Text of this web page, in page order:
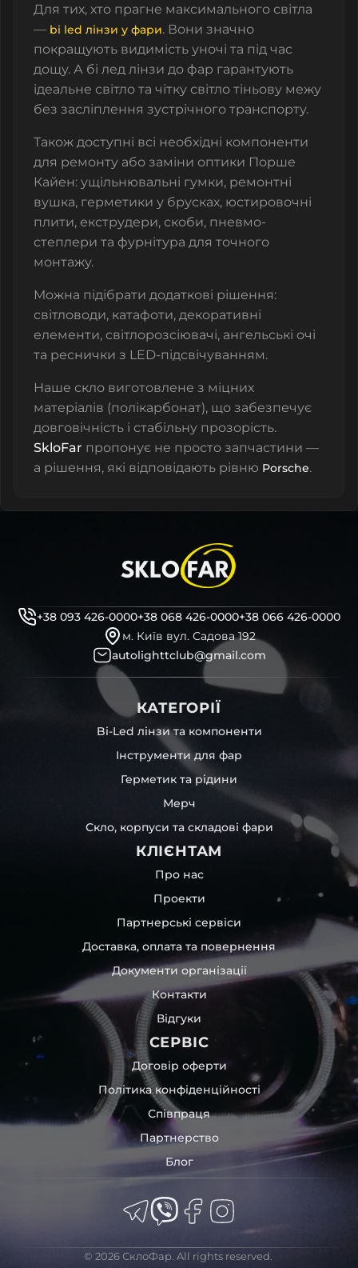
Для тих, хто прагне максимального світла
— bi led лінзи у фари. Вони значно
покращують видимість уночі та під час
дощу. А бі лед лінзи до фар гарантують
ідеальне світло та чітку світло тіньову межу
без засліплення зустрічного транспорту.
Також доступні всі необхідні компоненти
для ремонту або заміни оптики Порше
Кайен: ущільнювальні гумки, ремонтні
вушка, герметики у брусках, юстировочні
плити, екструдери, скоби, пневмо-
степлери та фурнітура для точного
монтажу.
Можна підібрати додаткові рішення:
світловоди, катафоти, декоративні
елементи, світлорозсіювачі, ангельські очі
та реснички з LED-підсвічуванням.
Наше скло виготовлене з міцних
матеріалів (полікарбонат), що забезпечує
довговічність і стабільну прозорість.
SkloFar пропонує не просто запчастини —
а рішення, які відповідають рівню Porsche.
+38 093 426-0000+38 068 426-0000+38 066 426-0000
м. Київ вул. Садова 192
autolighttclub@gmail.com
КАТЕГОРІЇ
Bi-Led лінзи та компоненти
Інструменти для фар
Герметик та рідини
Мерч
Скло, корпуси та складові фари
КЛІЄНТАМ
Про нас
Проекти
Партнерські сервіси
Доставка, оплата та повернення
Документи організації
Контакти
Відгуки
СЕРВІС
Договір оферти
Політика конфіденційності
Співпраця
Партнерство
Блог
© 2026 СклоФар. All rights reserved.